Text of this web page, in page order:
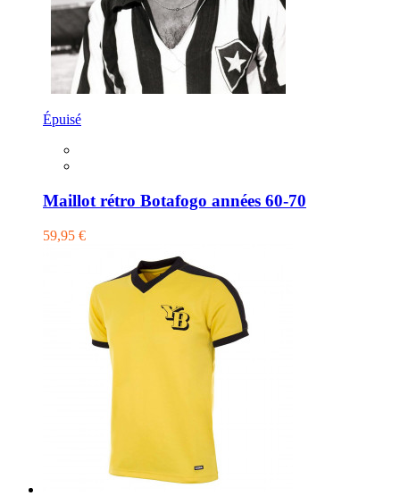
Épuisé
Maillot rétro Botafogo années 60-70
59,95 €